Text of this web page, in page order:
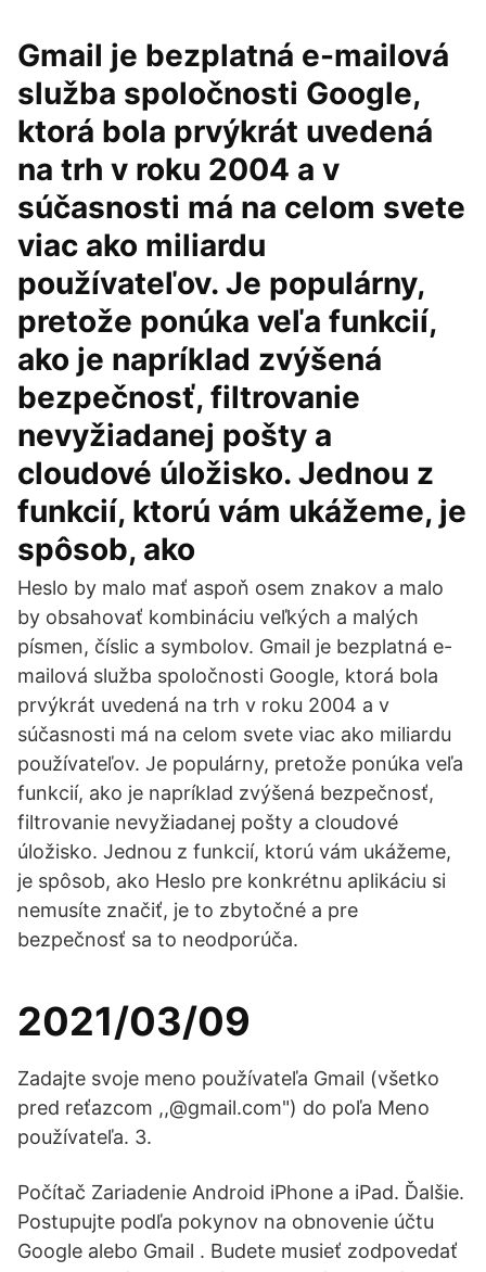
Gmail je bezplatná e-mailová
služba spoločnosti Google,
ktorá bola prvýkrát uvedená
na trh v roku 2004 a v
súčasnosti má na celom svete
viac ako miliardu
používateľov. Je populárny,
pretože ponúka veľa funkcií,
ako je napríklad zvýšená
bezpečnosť, filtrovanie
nevyžiadanej pošty a
cloudové úložisko. Jednou z
funkcií, ktorú vám ukážeme, je
spôsob, ako
Heslo by malo mať aspoň osem znakov a malo
by obsahovať kombináciu veľkých a malých
písmen, číslic a symbolov. Gmail je bezplatná e-
mailová služba spoločnosti Google, ktorá bola
prvýkrát uvedená na trh v roku 2004 a v
súčasnosti má na celom svete viac ako miliardu
používateľov. Je populárny, pretože ponúka veľa
funkcií, ako je napríklad zvýšená bezpečnosť,
filtrovanie nevyžiadanej pošty a cloudové
úložisko. Jednou z funkcií, ktorú vám ukážeme,
je spôsob, ako Heslo pre konkrétnu aplikáciu si
nemusíte značiť, je to zbytočné a pre
bezpečnosť sa to neodporúča.
2021/03/09
Zadajte svoje meno používateľa Gmail (všetko
pred reťazcom ,,@gmail.com") do poľa Meno
používateľa. 3.
Počítač Zariadenie Android iPhone a iPad. Ďalšie.
Postupujte podľa pokynov na obnovenie účtu
Google alebo Gmail . Budete musieť zodpovedať